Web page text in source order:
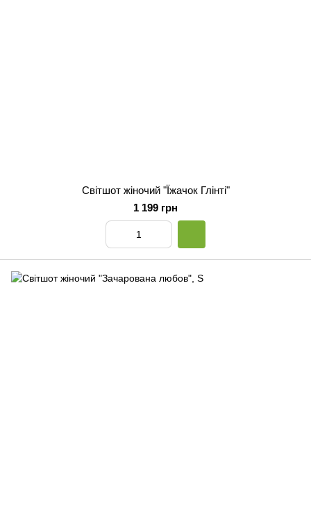
Світшот жіночий "Їжачок Глінті"
1 199 грн